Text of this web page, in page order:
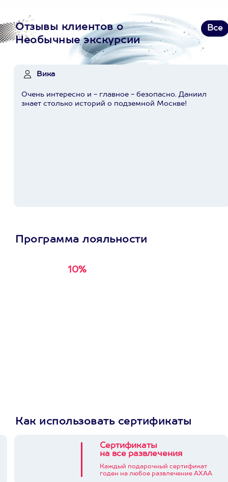
Отзывы клиентов о
Необычные экскурсии
Все
Вика
Очень интересно и - главное - безопасно. Даниил
знает столько историй о подземной Москве!
Программа лояльности
10%
Как использовать сертификаты
Сертификаты
на все развлечения
Каждый подарочный сертификат
годен на любое развлечение АХАА